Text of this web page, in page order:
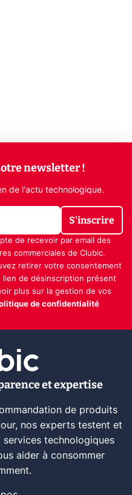
newsletter !
de l'actu technologique.
S'inscrire
de recevoir par email des
commerciales de Clubic.
retirer votre consentement
de désinscription présent
plus sur la gestion de vos
de confidentialité
et expertise
de produits
nos experts testent et
technologiques
aider à consommer